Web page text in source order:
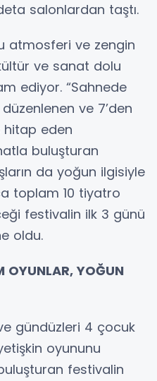
salonlardan taştı.
atmosferi ve zengin
ve sanat dolu
ediyor. “Sahnede
ve 7’den
hitap eden
buluşturan
da yoğun ilgisiyle
toplam 10 tiyatro
festivalin ilk 3 günü
oldu.
OYUNLAR, YOĞUN
gündüzleri 4 çocuk
oyununu
festivalin